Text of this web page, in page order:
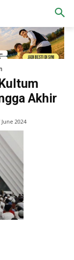
Akhir
June 2024